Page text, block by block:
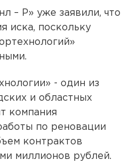
– Р» уже заявили, что
иска, поскольку
- один из
и областных
компания
по реновации
контрактов
миллионов рублей.